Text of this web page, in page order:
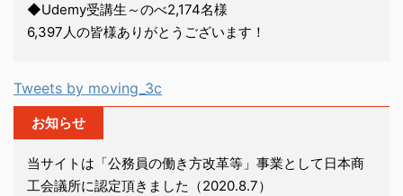
◆Udemy受講生～のべ2,174名様
6,397人の皆様ありがとうございます！
Tweets by moving_3c
お知らせ
当サイトは「公務員の働き方改革等」事業として日本商
工会議所に認定頂きました（2020.8.7）